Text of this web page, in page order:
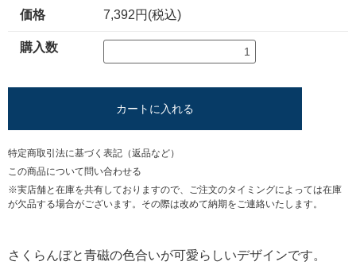
価格 7,392円(税込)
購入数
カートに入れる
特定商取引法に基づく表記（返品など）
この商品について問い合わせる
※実店舗と在庫を共有しておりますので、ご注文のタイミングによっては在庫
が欠品する場合がございます。その際は改めて納期をご連絡いたします。
さくらんぼと青磁の色合いが可愛らしいデザインです。